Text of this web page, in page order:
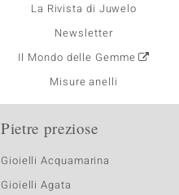
La Rivista di Juwelo
Newsletter
Il Mondo delle Gemme
Misure anelli
Pietre preziose
Gioielli Acquamarina
Gioielli Agata